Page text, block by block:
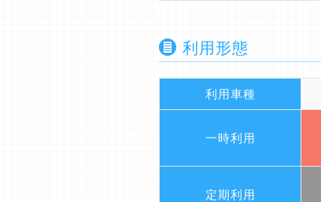
利用形態
利用車種
一時利用
定期利用